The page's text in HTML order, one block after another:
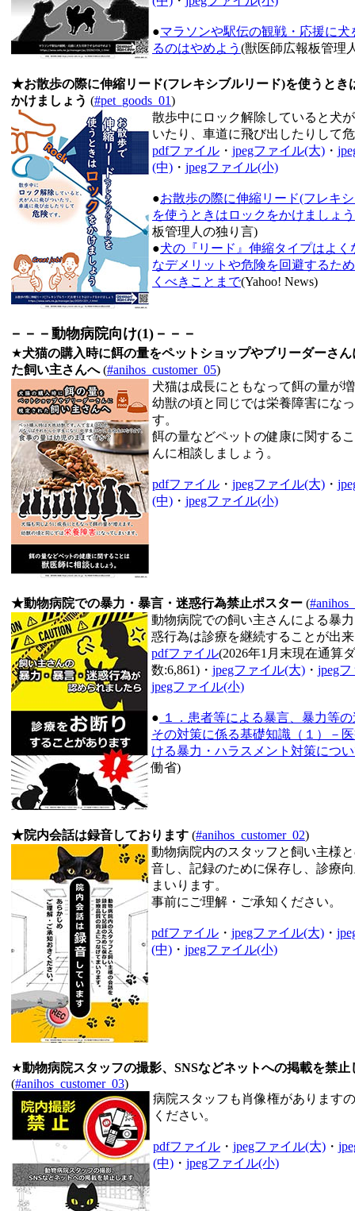
●マラソンや駅伝の観戦・応援に犬
るのはやめよう (獣医師広報板管理
★お散歩の際に伸縮リード(フレキシブルリード)を使うとき
かけましょう (#pet_goods_01)
散歩中にロック解除していると犬
いたり、車道に飛び出したりして
pdfファイル ・ jpegファイル(大) ・
(中) ・ jpegファイル(小)
●お散歩の際に伸縮リード(フレキ
を使うときはロックをかけましょう
板管理人の独り言)
●犬の『リード』伸縮タイプはよく
なデメリットや危険を回避するた
くべきことまで(Yahoo! News)
－－－動物病院向け(1)－－－
★犬猫の購入時に餌の量をペットショップやブリーダーさ
た飼い主さんへ(#anihos_customer_05)
犬猫は成長にともなって餌の量が
幼獣の頃と同じでは栄養障害にな
す。
餌の量などペットの健康に関する
んに相談しましょう。
pdfファイル ・ jpegファイル(大) ・
(中) ・ jpegファイル(小)
★動物病院での暴力・暴言・迷惑行為禁止ポスター (
動物病院での飼い主さんによる暴
惑行為は診療を継続することが出
pdfファイル(2026年1月末現在通算
数:6,861)・ jpegファイル(大) ・ jpeg
jpegファイル(小)
● １．患者等による暴言、暴力等
その対策に係る基礎知識（１）－
ける暴力・ハラスメント対策につ
働省)
★院内会話は録音しております (#anihos_customer_02)
動物病院内のスタッフと飼い主様
音し、記録のために保存し、診療
まいります。
事前にご理解・ご承知ください。
pdfファイル ・ jpegファイル(大) ・
(中) ・ jpegファイル(小)
★動物病院スタッフの撮影、SNSなどネットへの掲載を禁止
(#anihos_customer_03)
病院スタッフも肖像権があります
ください。
pdfファイル ・ jpegファイル(大) ・
(中) ・ jpegファイル(小)